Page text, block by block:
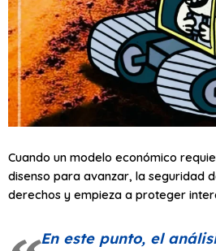
Cuando un modelo económico
disenso para avanzar, la seguridad
derechos y empieza a proteger
En este punto, el